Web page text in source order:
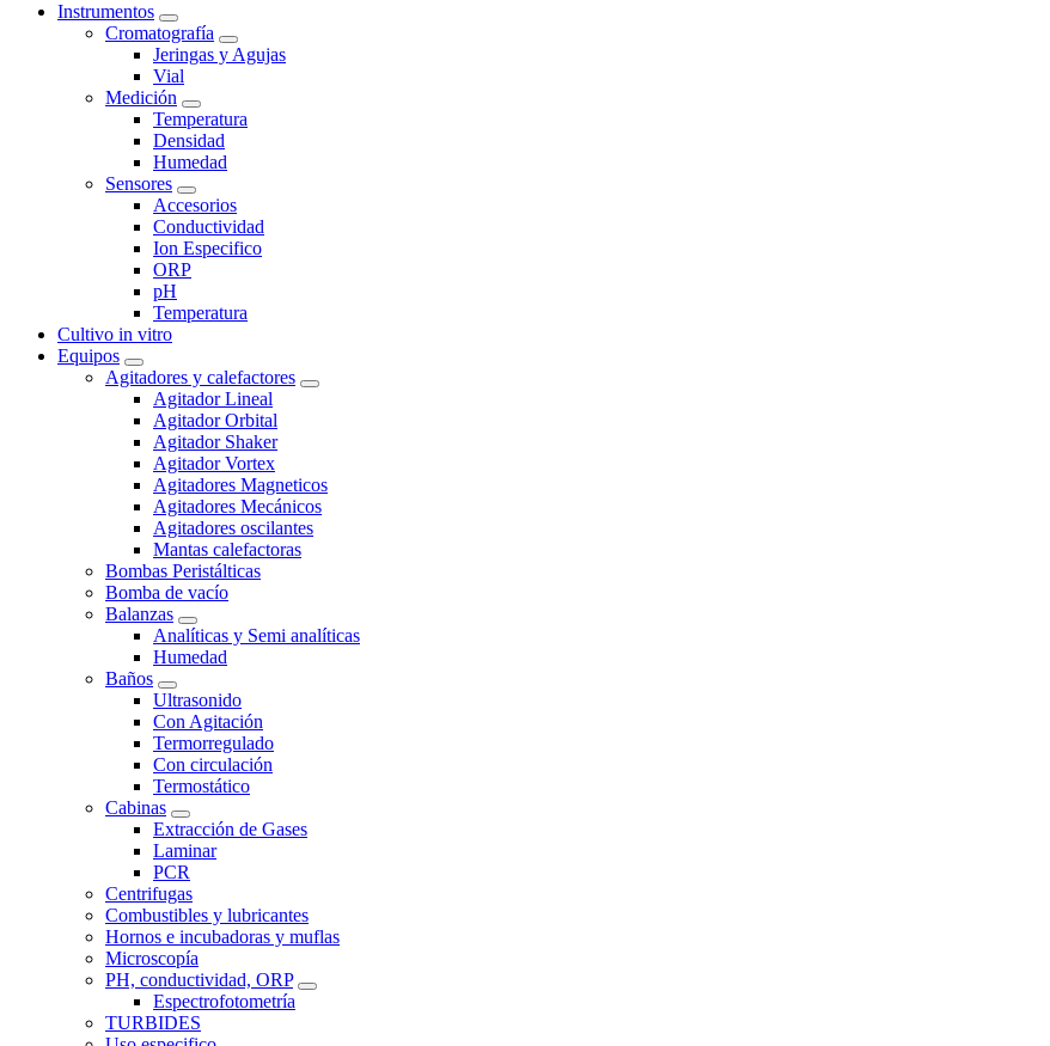
Instrumentos
Cromatografía
Jeringas y Agujas
Vial
Medición
Temperatura
Densidad
Humedad
Sensores
Accesorios
Conductividad
Ion Especifico
ORP
pH
Temperatura
Cultivo in vitro
Equipos
Agitadores y calefactores
Agitador Lineal
Agitador Orbital
Agitador Shaker
Agitador Vortex
Agitadores Magneticos
Agitadores Mecánicos
Agitadores oscilantes
Mantas calefactoras
Bombas Peristálticas
Bomba de vacío
Balanzas
Analíticas y Semi analíticas
Humedad
Baños
Ultrasonido
Con Agitación
Termorregulado
Con circulación
Termostático
Cabinas
Extracción de Gases
Laminar
PCR
Centrifugas
Combustibles y lubricantes
Hornos e incubadoras y muflas
Microscopía
PH, conductividad, ORP
Espectrofotometría
TURBIDES